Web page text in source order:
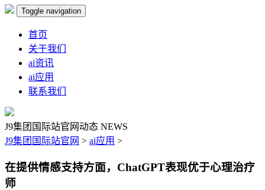
Toggle navigation
首页
关于我们
ai资讯
ai应用
联系我们
J9集团国际站官网动态 NEWS
J9集团国际站官网 > ai应用 >
在提供情感支持方面，ChatGPT表现优于心理治疗
师